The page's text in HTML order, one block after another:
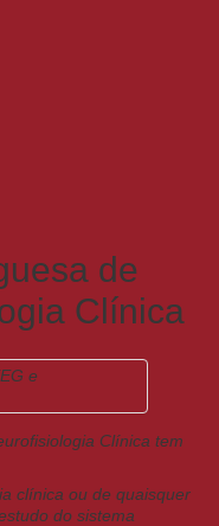
de
Clínica
Clínica tem
clínica ou de quaisquer
do sistema